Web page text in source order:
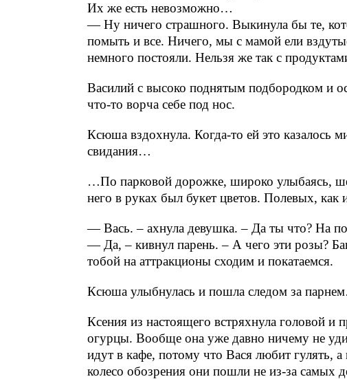
Их же есть невозможно…
— Ну ничего страшного. Выкинула бы те,
помыть и все. Ничего, мы с мамой ели
немного постояли. Нельзя же так с
Василий с высоко поднятым подбородком
что-то ворча себе под нос.
Ксюша вздохнула. Когда-то ей это казалось
свидания…
…По парковой дорожке, широко улыбаясь,
него в руках был букет цветов. Полевых,
— Вась. – ахнула девушка. – Да ты что? На
— Да, – кивнул парень. – А чего эти розы?
тобой на аттракционы сходим и покатаемся.
Ксюша улыбнулась и пошла следом за
Ксения из настоящего встряхнула головой и
огурцы. Вообще она уже давно ничему не
идут в кафе, потому что Вася любит гулять,
колесо обозрения они пошли не из-за самых